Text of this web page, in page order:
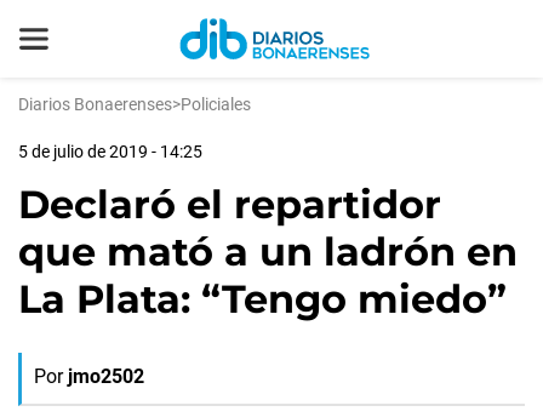
Diarios Bonaerenses>Policiales
5 de julio de 2019 - 14:25
Declaró el repartidor
que mató a un ladrón en
La Plata: “Tengo miedo”
Por jmo2502